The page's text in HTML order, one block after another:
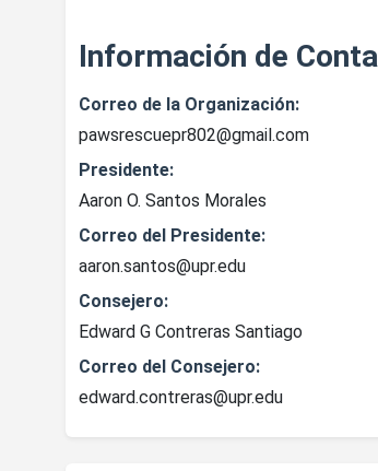
Información de
Correo de la Organización:
pawsrescuepr802@gmail.com
Presidente:
Aaron O. Santos Morales
Correo del Presidente:
aaron.santos@upr.edu
Consejero:
Edward G Contreras Santiago
Correo del Consejero:
edward.contreras@upr.edu